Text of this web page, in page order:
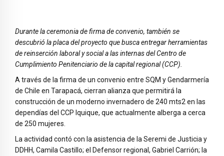
Durante la ceremonia de firma de convenio, también se
descubrió la placa del proyecto que busca entregar herramientas
de reinserción laboral y social a las internas del Centro de
Cumplimiento Penitenciario de la capital regional (CCP).
A través de la firma de un convenio entre SQM y Gendarmería
de Chile en Tarapacá, cierran alianza que permitirá la
construcción de un moderno invernadero de 240 mts2 en las
dependías del CCP Iquique, que actualmente alberga a cerca
de 250 mujeres.
La actividad contó con la asistencia de la Seremi de Justicia y
DDHH, Camila Castillo; el Defensor regional, Gabriel Carrión; la